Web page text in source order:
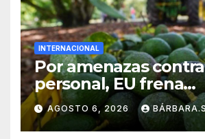
INTERNACIONAL
Por amenazas
personal, EU frena
exportación de
AGOSTO 6, 2026 BÁRBARA.S